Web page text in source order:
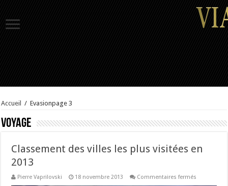
Accueil / Evasionpage 3
Voyage
Classement des villes les plus visitées en
2013
Pierre Vaprilovski 18 novembre 2013 Commentaires fermés